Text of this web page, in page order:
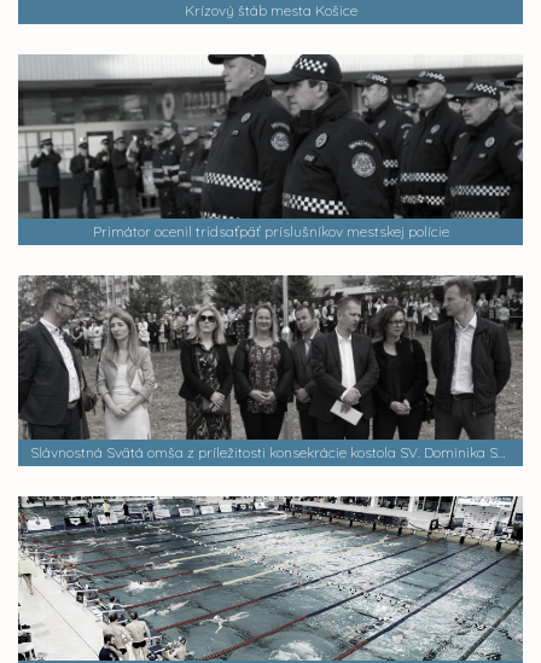
Krízový štáb mesta Košice
Primátor ocenil tridsaťpäť príslušníkov mestskej polície
Slávnostná Svätá omša z príležitosti konsekrácie kostola SV. Dominika Savia